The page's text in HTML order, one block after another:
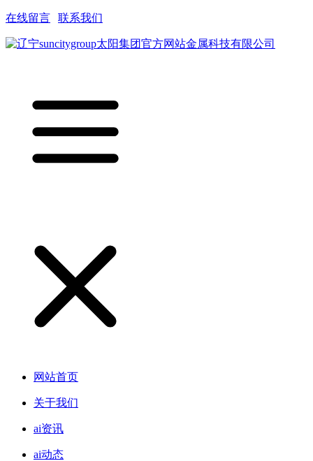
在线留言 联系我们
网站首页
关于我们
ai资讯
ai动态